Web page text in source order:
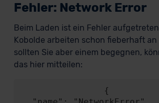
Fehler: Network Error
Beim Laden ist ein Fehler
Kobolde arbeiten schon fieberhaft an
sollten Sie aber einem begegnen,
das hier mitteilen: